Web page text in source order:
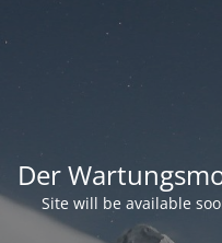
Der
Site will be available